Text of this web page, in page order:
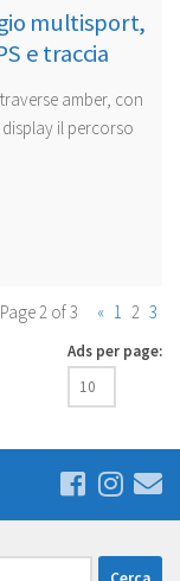
multisport,
e traccia
amber, con
il percorso
Page 2 of 3 « 1 2 3
Ads per page: